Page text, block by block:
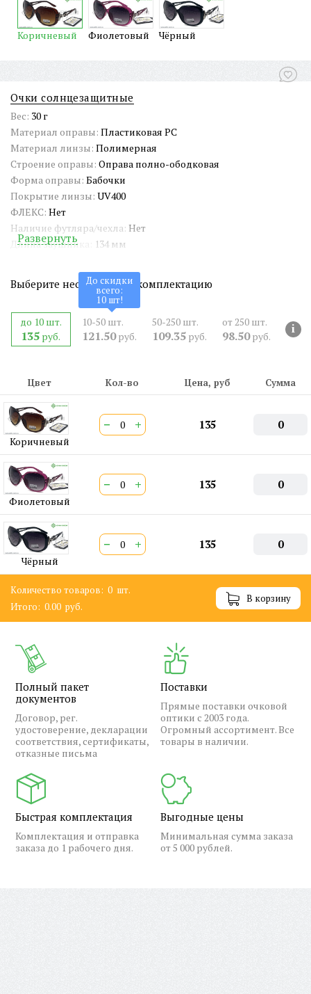
Коричневый Фиолетовый Чёрный
Очки солнцезащитные
Вес: 30 г
Материал оправы: Пластиковая PC
Материал линзы: Полимерная
Строение оправы: Оправа полно-ободковая
Форма оправы: Бабочки
Покрытие линзы: UV400
ФЛЕКС: Нет
Наличие футляра/чехла: Нет
Длина заушника:
134 мм
Ширина переносицы:15 мм
Страна происхождения:
Китай
SG-PP23099
СЕРТИФИКАТ: РОСС CN.АМ05.Н15839
Двойная перекладина:Нет
Развернуть
Выберите необходимую комплектацию
до 10 шт.
135 руб.
10-50 шт.
121.50руб.
До скидки
всего:
10шт!
50-250 шт.
109.35руб.
от 250 шт.
98.50руб.
i
Цвет Кол-во Цена, руб Сумма
Коричневый
− + 135 0
Фиолетовый
− + 135 0
Чёрный
− + 135 0
Количество товаров: 0 шт.
Итого: 0.00 руб.
В корзину
Полный пакет
документов
Договор, рег.
удостоверение, декларации
соответствия, сертификаты,
отказные письма
Поставки
Прямые поставки очковой
оптики с 2003 года.
Огромный ассортимент. Все
товары в наличии.
Быстрая комплектация
Комплектация и отправка
заказа до 1 рабочего дня.
Выгодные цены
Минимальная сумма заказа
от 5 000 рублей.